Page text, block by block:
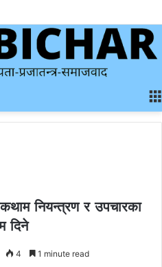
नियन्त्रण र उपचारका
दिने
4 1 minute read